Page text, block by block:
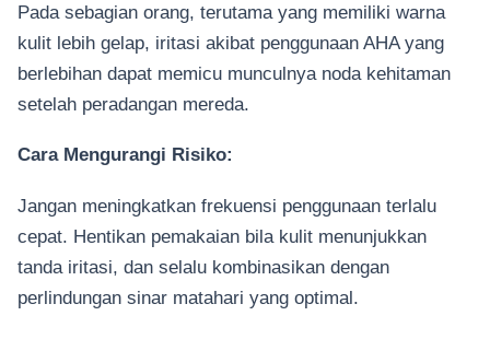
Pada sebagian orang, terutama yang memiliki warna
kulit lebih gelap, iritasi akibat penggunaan AHA yang
berlebihan dapat memicu munculnya noda kehitaman
setelah peradangan mereda.
Cara Mengurangi Risiko:
Jangan meningkatkan frekuensi penggunaan terlalu
cepat. Hentikan pemakaian bila kulit menunjukkan
tanda iritasi, dan selalu kombinasikan dengan
perlindungan sinar matahari yang optimal.